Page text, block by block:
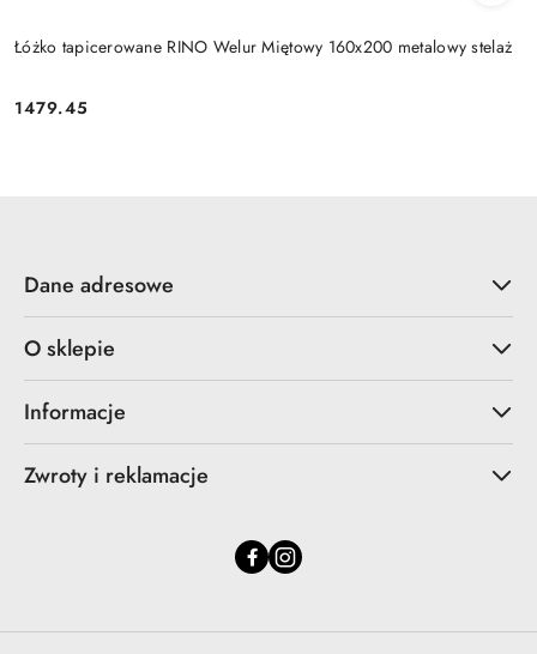
Łóżko tapicerowane RINO Welur Miętowy 160x200 metalowy stelaż
Cena:
1479.45
Dane adresowe
O sklepie
Informacje
Zwroty i reklamacje